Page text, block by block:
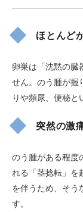
ほとんど
卵巣は「沈黙の臓
せん。のう腫が握
りや頻尿、便秘と
突然の激
のう腫がある程度
れる「茎捻転」を
を伴うため、そう
す。